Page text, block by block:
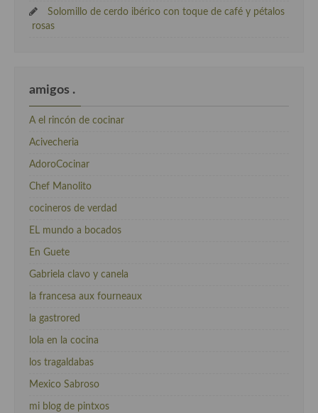
Solomillo de cerdo ibérico con toque de café y pétalos
rosas
amigos .
A el rincón de cocinar
Acivecheria
AdoroCocinar
Chef Manolito
cocineros de verdad
EL mundo a bocados
En Guete
Gabriela clavo y canela
la francesa aux fourneaux
la gastrored
lola en la cocina
los tragaldabas
Mexico Sabroso
mi blog de pintxos